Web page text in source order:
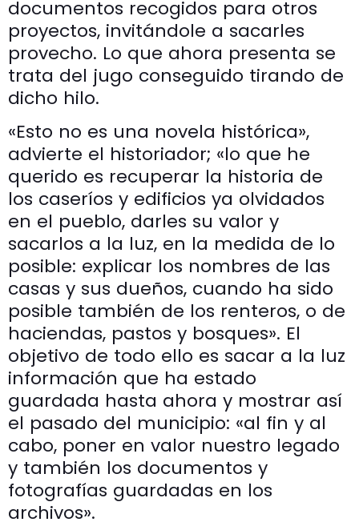
documentos recogidos para otros
proyectos, invitándole a sacarles
provecho. Lo que ahora presenta se
trata del jugo conseguido tirando de
dicho hilo.
«Esto no es una novela histórica»,
advierte el historiador; «lo que he
querido es recuperar la historia de
los caseríos y edificios ya olvidados
en el pueblo, darles su valor y
sacarlos a la luz, en la medida de lo
posible: explicar los nombres de las
casas y sus dueños, cuando ha sido
posible también de los renteros, o de
haciendas, pastos y bosques». El
objetivo de todo ello es sacar a la luz
información que ha estado
guardada hasta ahora y mostrar así
el pasado del municipio: «al fin y al
cabo, poner en valor nuestro legado
y también los documentos y
fotografías guardadas en los
archivos».